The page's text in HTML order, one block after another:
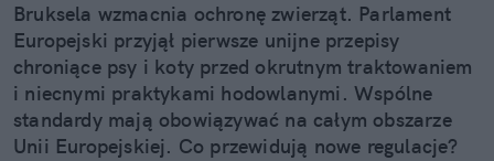
Bruksela wzmacnia ochronę zwierząt. Parlament
Europejski przyjął pierwsze unijne przepisy
chroniące psy i koty przed okrutnym traktowaniem
i niecnymi praktykami hodowlanymi. Wspólne
standardy mają obowiązywać na całym obszarze
Unii Europejskiej. Co przewidują nowe regulacje?